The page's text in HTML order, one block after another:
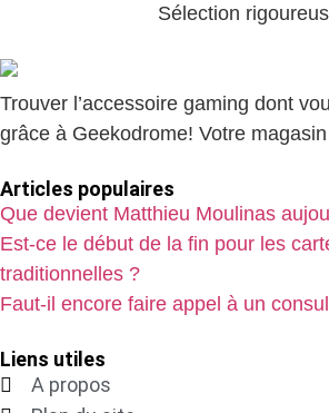
Sélection
Trouver l’accessoire gaming dont
grâce à Geekodrome! Votre
Articles populaires
Que devient Matthieu Moulinas
Est-ce le début de la fin pour les
traditionnelles ?
Faut-il encore faire appel à un
Liens utiles
A propos